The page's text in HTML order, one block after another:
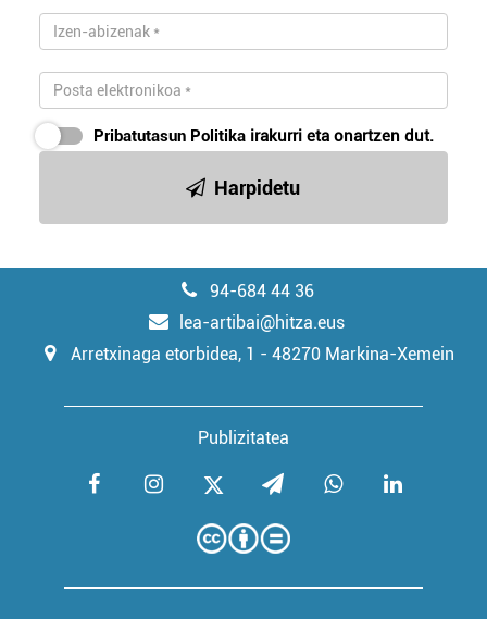
Pribatutasun Politika irakurri eta onartzen dut.
Harpidetu
94-684 44 36
lea-artibai@hitza.eus
Arretxinaga etorbidea, 1 - 48270 Markina-Xemein
Publizitatea